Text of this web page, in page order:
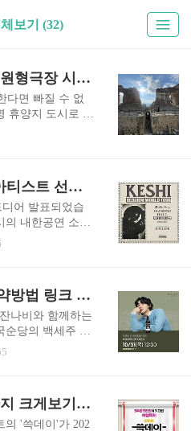
보기 (32)
타오르미나 고대 그리스 원형극장 시칠리아 지중해 여행
다면 빠질 수 없
휴양지 도시로 비
요. 아이와 로마
형극장독일 시인
, 타오르미나에
아마도 그리스
형극장에 들어
그 옆으로 자리
생각이 듭니
선 인..
케시 KESHI 내한 일정 아티스트 선예매 티켓팅 좌석배치도
어 발표되었습
내한공연 소개,
에 관해 알려드
해당 페이지로
정 / 티켓팅 선예
티켓 오픈-
월 11일 낮 12시
월 12일 낮 12시
백세주막 팝업스토어 예약방법 링크 잔나비 무료 공연 일정 시간
나비와 함께하는
순당의 백세주 브
행사의 예약 방
주막 지금 예약
약 일정: 사전 예
2024 이마트 쓱데이 전단지 크게보기 꼭 사야할 시그니처 쓱템
의 '쓱데이'가 202